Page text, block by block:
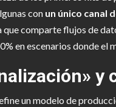
con un único canal
comparte flujos de
en escenarios donde
un modelo de